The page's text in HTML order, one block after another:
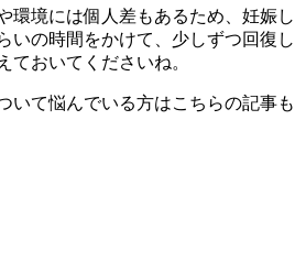
環境には個人差もあるため、妊娠し
いの時間をかけて、少しずつ回復し
ておいてくださいね。
いて悩んでいる方はこちらの記事も